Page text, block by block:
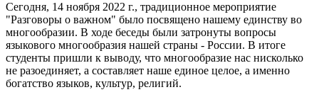
Сегодня, 14 ноября 2022 г., традиционное мероприятие
"Разговоры о важном" было посвящено нашему единству во
многообразии. В ходе беседы были затронуты вопросы
языкового многообразия нашей страны - России. В итоге
студенты пришли к выводу, что многообразие нас нисколько
не разоединяет, а составляет наше единое целое, а именно
богатство языков, культур, религий.